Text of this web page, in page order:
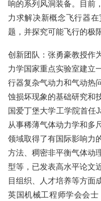
响的系列风洞装备。目前
力求解决新概念飞行器
题，并探究可能飞行的极
创新团队：张勇豪教授作
力学国家重点实验室建立
行器复杂气动力和气动热
蚀损坏现象的基础研究和
国爱丁堡大学工学院首任
从事稀薄气体动力学和多
领域取得了有国际影响力
方法、稠密非平衡气体动
型等，已发表高水平论文
目组织、人才培养等方面
英国机械工程师学会会